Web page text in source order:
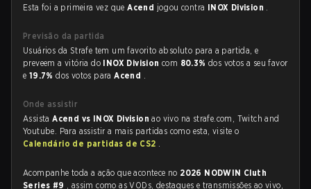
Esta foi a primeira vez queAcend jogou contra INOX Division .
Previsão da partida
Usuários da Strafe tem um favorito absoluto para a partida, e
preveem a vitória do INOX Divisioncom 80.3%dos votos a seu favor
e 19.7%dos votos paraAcend .
Onde assistir
AssistaAcend vs INOX Divisionao vivo na strafe.com, Twitch and
Youtube. Para assistir a mais partidas como esta, visite o
Calendário de partidas de CS2 .
Acompanhe toda a ação que acontece no 2026 NODWIN Cluth
Series #9 , assim como as VODs, destaques e transmissões ao vivo,